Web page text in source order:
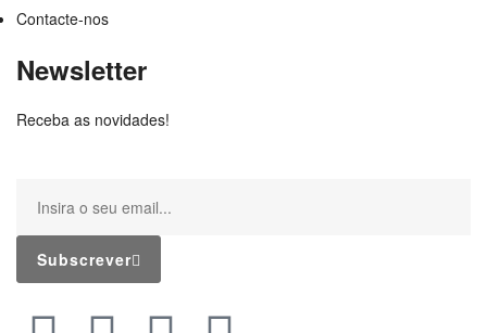
Contacte-nos
Newsletter
Receba as novidades!
Subscrever